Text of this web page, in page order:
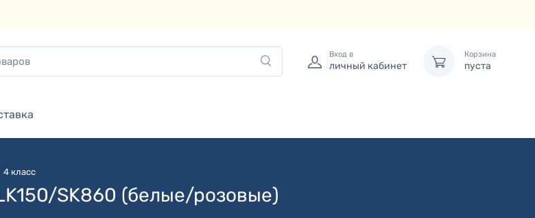
Вход в
личный кабинет
Корзина
пуста
4 класс
SK860 (белые/розовые)